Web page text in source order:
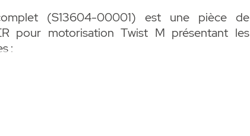
(S13604-00001) est une pièce de
pour motorisation Twist M présentant les
: